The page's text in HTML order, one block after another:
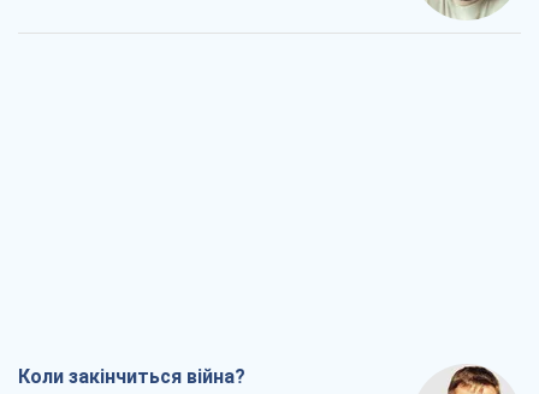
Коли закінчиться війна?